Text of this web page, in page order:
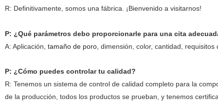
R: Definitivamente, somos una fábrica. ¡Bienvenido a visitarnos!
P: ¿Qué parámetros debo proporcionarle para una cita
A: Aplicación , tamaño de poro, dimensión, color, cantidad,
P: ¿Cómo puedes controlar tu calidad?
R: Tenemos un sistema de control de calidad completo para la
de la producción, todos los productos se prueban, y tenemos